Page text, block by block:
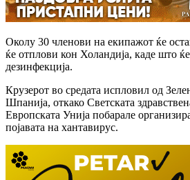
Околу 30 членови на екипажот ќе
ќе отплови кон Холандија, каде што
дезинфекција.
Крузерот во средата испловил од
Шпанија, откако Светската
Европската Унија побарале
појавата на хантавирус.